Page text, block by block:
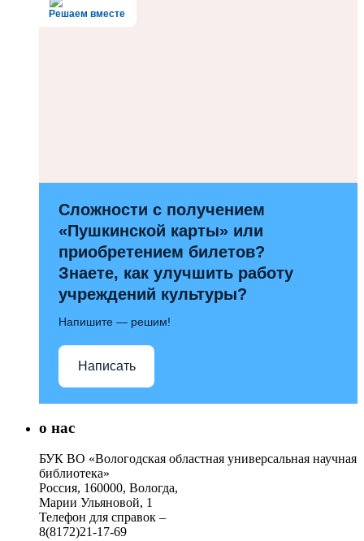
Решаем вместе
Сложности с получением
«Пушкинской карты» или
приобретением билетов?
Знаете, как улучшить работу
учреждений культуры?
Напишите — решим!
Написать
о нас
БУК ВО «Вологодская областная универсальная научная
библиотека»
Россия, 160000, Вологда,
Марии Ульяновой, 1
Телефон для справок –
8(8172)21-17-69